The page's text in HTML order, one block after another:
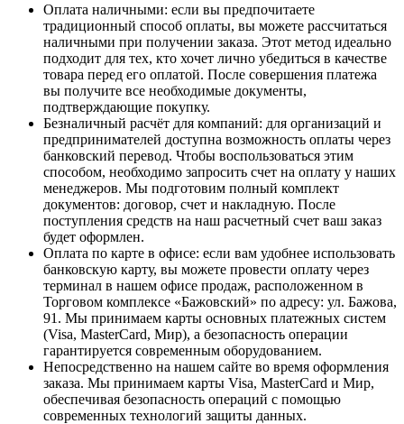
Оплата наличными: если вы предпочитаете
традиционный способ оплаты, вы можете рассчитаться
наличными при получении заказа. Этот метод идеально
подходит для тех, кто хочет лично убедиться в качестве
товара перед его оплатой. После совершения платежа
вы получите все необходимые документы,
подтверждающие покупку.
Безналичный расчёт для компаний: для организаций и
предпринимателей доступна возможность оплаты через
банковский перевод. Чтобы воспользоваться этим
способом, необходимо запросить счет на оплату у наших
менеджеров. Мы подготовим полный комплект
документов: договор, счет и накладную. После
поступления средств на наш расчетный счет ваш заказ
будет оформлен.
Оплата по карте в офисе: если вам удобнее использовать
банковскую карту, вы можете провести оплату через
терминал в нашем офисе продаж, расположенном в
Торговом комплексе «Бажовский» по адресу: ул. Бажова,
91. Мы принимаем карты основных платежных систем
(Visa, MasterCard, Мир), а безопасность операции
гарантируется современным оборудованием.
Непосредственно на нашем сайте во время оформления
заказа. Мы принимаем карты Visa, MasterCard и Мир,
обеспечивая безопасность операций с помощью
современных технологий защиты данных.